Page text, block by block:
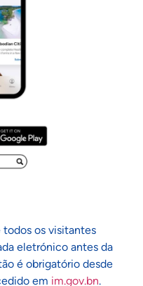
todos os visitantes
eletrónico antes da
é obrigatório desde
em im.gov.bn.